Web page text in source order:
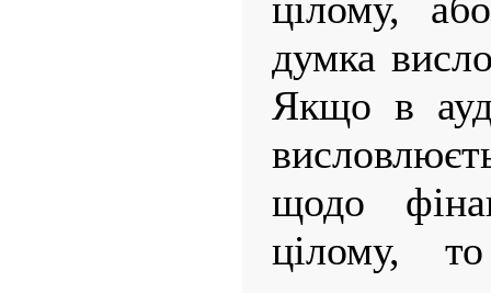
цілому,
думка
Якщо в
щодо
цілому,